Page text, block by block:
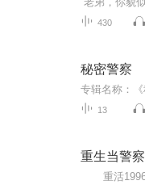
430
秘密警察
13
重生当警察